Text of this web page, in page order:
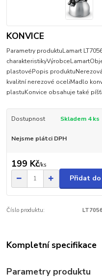
KONVICE
Parametry produktuLamart
plastovéPopis
kvalitní nerezové oceliMadlo
plastuKonvice obsahuje také
Dostupnost Skladem 4 ks
Nejsme plátci DPH
199 Kč/ks
Přidat
Číslo produktu: LT7056
Kompletní specifikace
Parametry produktu